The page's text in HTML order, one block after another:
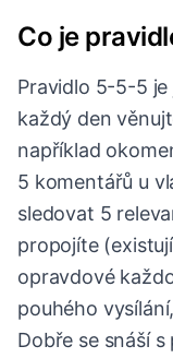
Co je
Pravidlo 5-5-5
každý den
například
5 komentářů u
sledovat 5
propojíte
opravdové
pouhého
Dobře se snáší